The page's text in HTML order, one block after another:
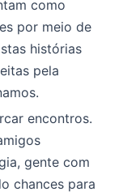
como
por meio de
histórias
pela
encontros.
gente com
chances para